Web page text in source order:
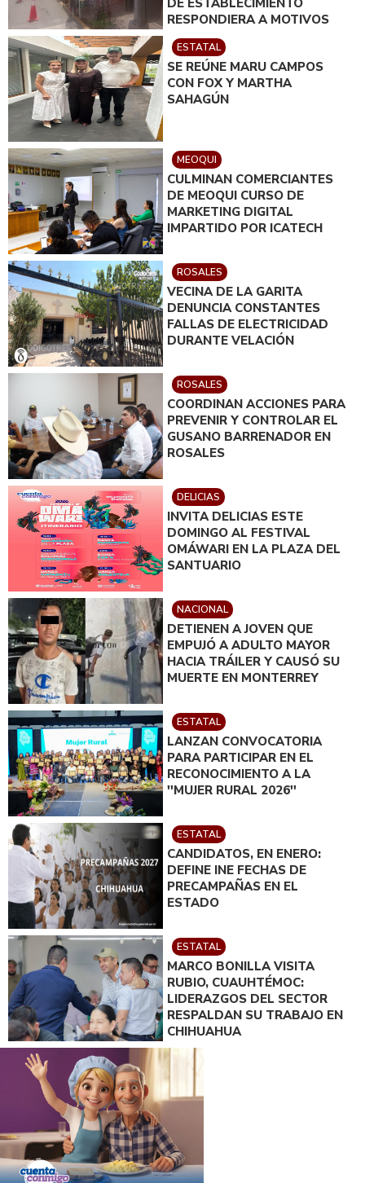
DE ESTABLECIMIENTO
RESPONDIERA A MOTIVOS
POLÍTICOS
ESTATAL
SE REÚNE MARU CAMPOS
CON FOX Y MARTHA
SAHAGÚN
MEOQUI
CULMINAN COMERCIANTES
DE MEOQUI CURSO DE
MARKETING DIGITAL
IMPARTIDO POR ICATECH
ROSALES
VECINA DE LA GARITA
DENUNCIA CONSTANTES
FALLAS DE ELECTRICIDAD
DURANTE VELACIÓN
ROSALES
COORDINAN ACCIONES PARA
PREVENIR Y CONTROLAR EL
GUSANO BARRENADOR EN
ROSALES
DELICIAS
INVITA DELICIAS ESTE
DOMINGO AL FESTIVAL
OMÁWARI EN LA PLAZA DEL
SANTUARIO
NACIONAL
DETIENEN A JOVEN QUE
EMPUJÓ A ADULTO MAYOR
HACIA TRÁILER Y CAUSÓ SU
MUERTE EN MONTERREY
ESTATAL
LANZAN CONVOCATORIA
PARA PARTICIPAR EN EL
RECONOCIMIENTO A LA
''MUJER RURAL 2026''
ESTATAL
CANDIDATOS, EN ENERO:
DEFINE INE FECHAS DE
PRECAMPAÑAS EN EL
ESTADO
ESTATAL
MARCO BONILLA VISITA
RUBIO, CUAUHTÉMOC:
LIDERAZGOS DEL SECTOR
RESPALDAN SU TRABAJO EN
CHIHUAHUA